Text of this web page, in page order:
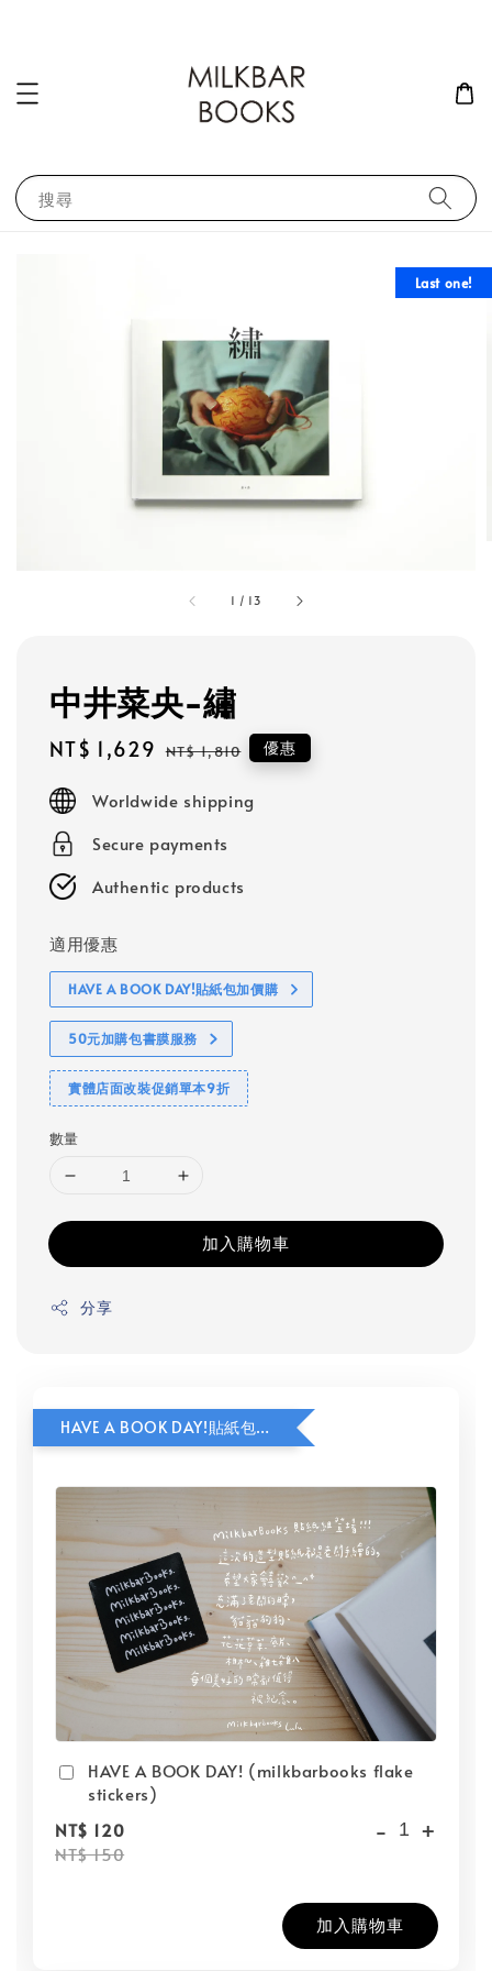
搜尋
1 / 13
Last one!
中井菜央-繡
Sale
NT$ 1,629 Regular
NT$ 1,810 優惠
Worldwide shipping
Secure payments
Authentic products
適用優惠
HAVE A BOOK DAY!貼紙包加價購
50元加購包書膜服務
實體店面改裝促銷單本9折
數量
加入購物車
分享
HAVE A BOOK DAY!貼紙包加價購
HAVE A BOOK DAY! (milkbarbooks flake
stickers)
NT$ 120
NT$ 150
- +
加入購物車